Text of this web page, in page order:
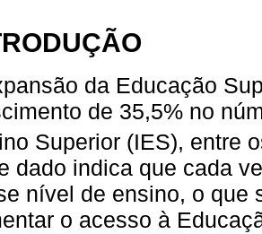
da Educação
de 35,5% no
Superior (IES), entre
dado indica que cada
nível de ensino, o que
o acesso à